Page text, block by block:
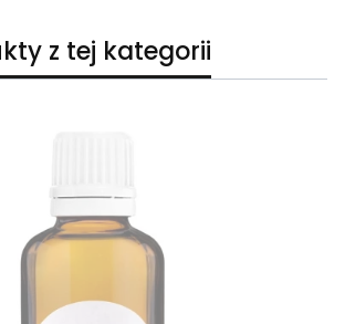
z tej kategorii